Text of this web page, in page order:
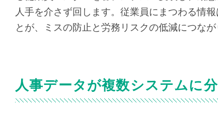
人手を介さず回します。従業員にまつわる情
とが、ミスの防止と労務リスクの低減につなが
人事データが複数システムに